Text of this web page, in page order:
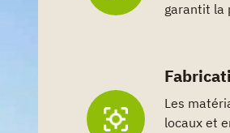
garantit la
Les
locaux et